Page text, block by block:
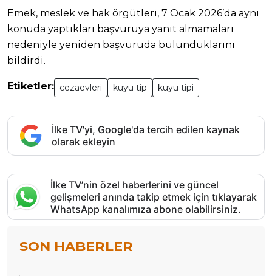
Emek, meslek ve hak örgütleri, 7 Ocak 2026’da aynı
konuda yaptıkları başvuruya yanıt almamaları
nedeniyle yeniden başvuruda bulunduklarını
bildirdi.
Etiketler: cezaevleri kuyu tip kuyu tipi
İlke TV'yi, Google'da tercih edilen kaynak
olarak ekleyin
İlke TV’nin özel haberlerini ve güncel
gelişmeleri anında takip etmek için tıklayarak
WhatsApp kanalımıza abone olabilirsiniz.
SON HABERLER